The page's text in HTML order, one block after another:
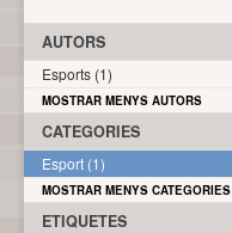
AUTORS
Esports (1)
MOSTRAR MENYS AUTORS
CATEGORIES
Esport (1)
MOSTRAR MENYS CATEGORIES
ETIQUETES